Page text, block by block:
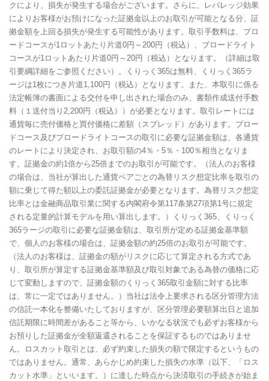
クにより、損失が発生する場合がございます。さらに、レバレッジ効果
によりお客様がお預けになった証拠金以上のお取引が可能となる分、証
拠金額を上回る損失が発生する可能性があります。取引手数料は、ブロ
ードコースが1ロットあたり片道0円～200円（税込）、ブロードライト
コースが1ロットあたり片道0円～20円（税込）となります。（詳細は取
引要綱詳細をご参照ください）。くりっく365は無料、くりっく365ラ
ージは1枚につき片道1,100円（税込）となります。また、本取引に係る
法定帳簿の書面による交付を申し出された場合のみ、書類作成送付手数
料（１送付当り2,200円（税込））が必要となります。取引レートには
通貨毎に売付価格と買付価格に差額（スプレッド）があります。ブロー
ドコース及びブロードライトコースの取引に必要な証拠金額は、各通貨
のレートにより決定され、お取引額の4％・5％・100％相当となりま
す。証拠金の約1倍から25倍までのお取引が可能です。（法人のお客様
の場合は、当社が算出した通貨ペアごとの為替リスク想定比率を取引の
額に乗じて得た額以上の委託証拠金が必要となります。為替リスク想定
比率とは金融商品取引業に関する内閣府令第117条第27項第1号に規定
される定量的計算モデルを用い算出します。）くりっく365、くりっく
365ラージの取引に必要な証拠金額は、取引所が定める証拠金基準額
で、個人のお客様の場合は、証拠金額の約25倍のお取引が可能です。
（法人のお客様は、証拠金の額がリスクに応じて算定される方式であ
り、取引所が算定する証拠金基準額及び取引対象である為替の価格に応
じて変動しますので、証拠金額のくりっく365取引金額に対する比率
は、常に一定ではありません。）当社は法令上要求される区分管理方法
の信託一本化を整備いたしておりますが、区分管理必要額算出日と追加
信託期限に時間差があること等から、いかなる状況でも必ずお客様から
お預りした証拠金が全額返還されることを保証するものではありませ
ん。ロスカット取引とは、必ず約束した損失の額で限定するというもの
ではありません。通常、あらかじめ約束した損失の水準（以下、「ロス
カット水準」といいます。）に達した時点から決済取引の手続きが始ま